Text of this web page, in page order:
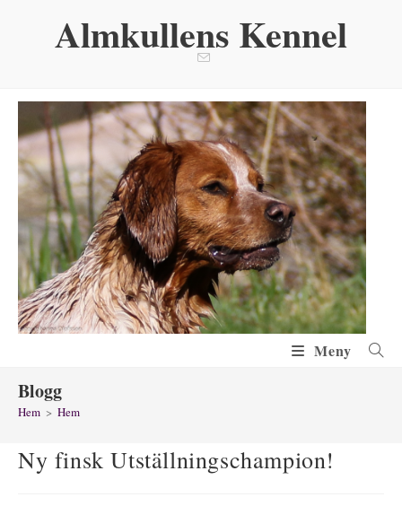
Almkullens Kennel
Meny
Blogg
Hem > Hem
Ny finsk Utställningschampion!